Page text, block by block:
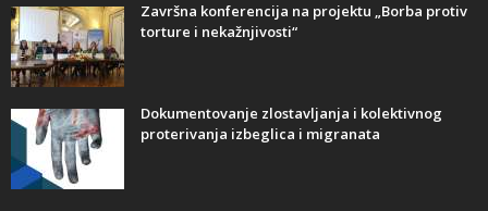
Završna konferencija na projektu „Borba protiv
torture i nekažnjivosti“
Dokumentovanje zlostavljanja i kolektivnog
proterivanja izbeglica i migranata